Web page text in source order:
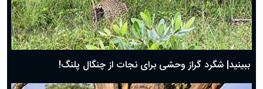
ببینید| شگرد گراز وحشی برای نجات از چنگال پلنگ!